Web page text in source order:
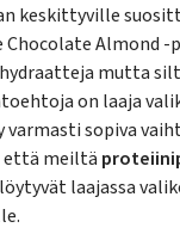
keskittyville
Almond -
mutta
on laaja
varmasti sopiva
että meiltä
laajassa